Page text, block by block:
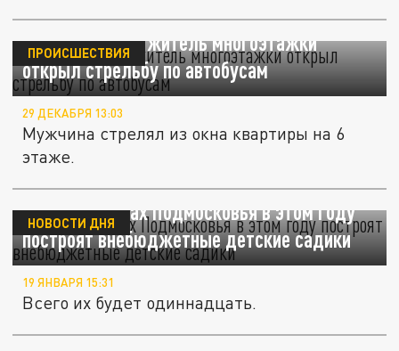
В Подмосковье житель многоэтажки
открыл стрельбу по автобусам
ПРОИСШЕСТВИЯ
29 ДЕКАБРЯ 13:03
Мужчина стрелял из окна квартиры на 6
этаже.
В каких округах Подмосковья в этом году
построят внебюджетные детские садики
НОВОСТИ ДНЯ
19 ЯНВАРЯ 15:31
Всего их будет одиннадцать.